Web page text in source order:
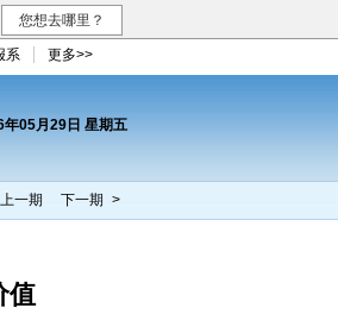
您想去哪里？
系 更多>>
年05月29日 星期五
一期 下一期 >
值